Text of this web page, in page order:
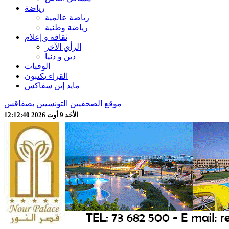
رياضة
رياضة عالمية
رياضة وطنية
ثقافة و إعلام
الرأي الآخر
دين و دنيا
الوفيات
القراء يكتبون
مايد إين سفاكس
موقع الصحفيين التونسيين بصفاقس
الأحَد 9 أوت 2026 12:12:42